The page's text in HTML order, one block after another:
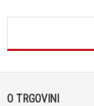
O TRGOVINI